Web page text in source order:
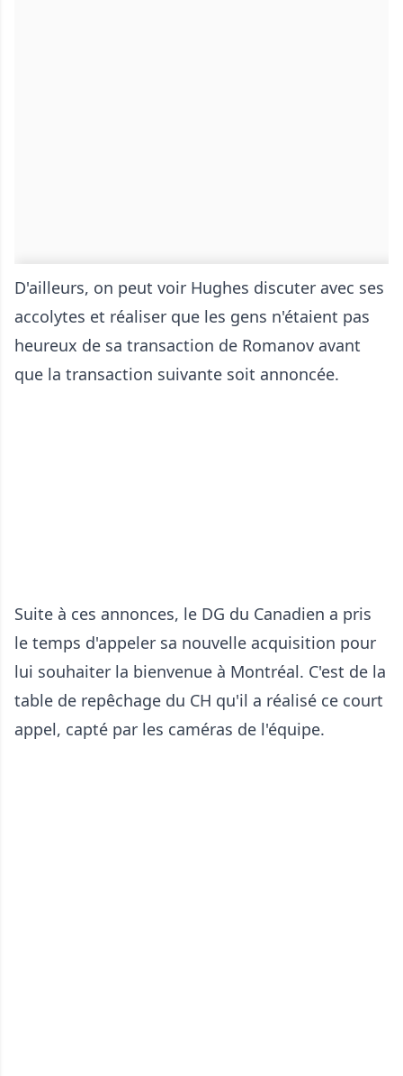
D'ailleurs, on peut voir Hughes discuter avec ses
accolytes et réaliser que les gens n'étaient pas
heureux de sa transaction de Romanov avant
que la transaction suivante soit annoncée.
Suite à ces annonces, le DG du Canadien a pris
le temps d'appeler sa nouvelle acquisition pour
lui souhaiter la bienvenue à Montréal. C'est de la
table de repêchage du CH qu'il a réalisé ce court
appel, capté par les caméras de l'équipe.